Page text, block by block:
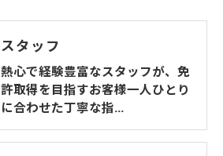
スタッフ
熱心で経験豊富なスタッフが、免
許取得を目指すお客様一人ひとり
に合わせた丁寧な指…